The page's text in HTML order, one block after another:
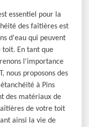
essentiel pour la
des faîtières est
d'eau qui peuvent
En tant que
l'importance
nous proposons des
à Pins
des matériaux de
de votre toit
ainsi la vie de